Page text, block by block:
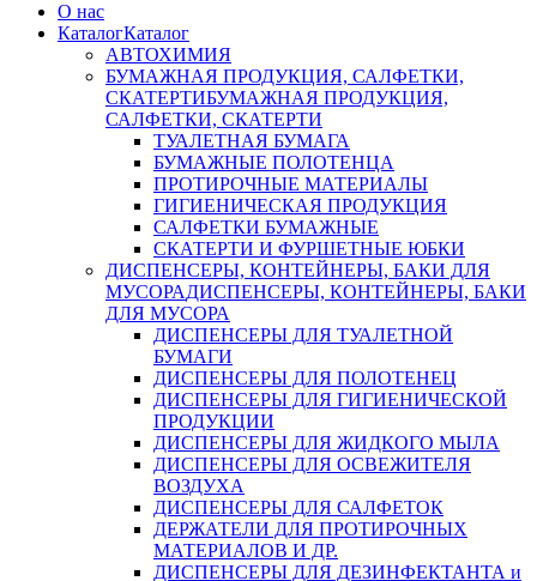
О нас
КаталогКаталог
АВТОХИМИЯ
БУМАЖНАЯ ПРОДУКЦИЯ, САЛФЕТКИ,
СКАТЕРТИБУМАЖНАЯ ПРОДУКЦИЯ,
САЛФЕТКИ, СКАТЕРТИ
ТУАЛЕТНАЯ БУМАГА
БУМАЖНЫЕ ПОЛОТЕНЦА
ПРОТИРОЧНЫЕ МАТЕРИАЛЫ
ГИГИЕНИЧЕСКАЯ ПРОДУКЦИЯ
САЛФЕТКИ БУМАЖНЫЕ
СКАТЕРТИ И ФУРШЕТНЫЕ ЮБКИ
ДИСПЕНСЕРЫ, КОНТЕЙНЕРЫ, БАКИ ДЛЯ
МУСОРАДИСПЕНСЕРЫ, КОНТЕЙНЕРЫ, БАКИ
ДЛЯ МУСОРА
ДИСПЕНСЕРЫ ДЛЯ ТУАЛЕТНОЙ
БУМАГИ
ДИСПЕНСЕРЫ ДЛЯ ПОЛОТЕНЕЦ
ДИСПЕНСЕРЫ ДЛЯ ГИГИЕНИЧЕСКОЙ
ПРОДУКЦИИ
ДИСПЕНСЕРЫ ДЛЯ ЖИДКОГО МЫЛА
ДИСПЕНСЕРЫ ДЛЯ ОСВЕЖИТЕЛЯ
ВОЗДУХА
ДИСПЕНСЕРЫ ДЛЯ САЛФЕТОК
ДЕРЖАТЕЛИ ДЛЯ ПРОТИРОЧНЫХ
МАТЕРИАЛОВ И ДР.
ДИСПЕНСЕРЫ ДЛЯ ДЕЗИНФЕКТАНТА и